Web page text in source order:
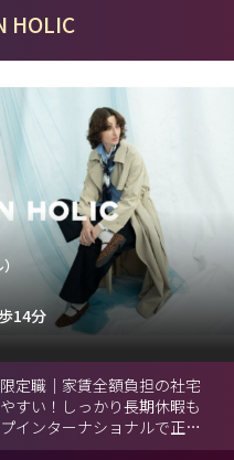
HOLIC
14分
定職｜家賃全額負担の社宅
すい！しっかり長期休暇も
インターナショナルで正社